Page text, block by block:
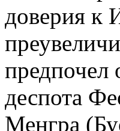
доверия к
предпочел
деспота
Менгра